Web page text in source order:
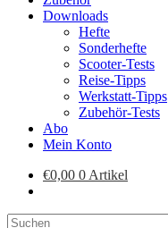
Downloads
Hefte
Sonderhefte
Scooter-Tests
Reise-Tipps
Werkstatt-Tipps
Zubehör-Tests
Abo
Mein Konto
€0,00 0 Artikel